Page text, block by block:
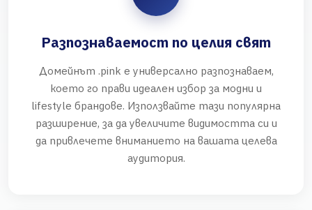
Разпознаваемост по целия свят
Домейнът .pink е универсално разпознаваем,
което го прави идеален избор за модни и
lifestyle брандове. Използвайте тази популярна
разширение, за да увеличите видимостта си и
да привлечете вниманието на вашата целева
аудитория.